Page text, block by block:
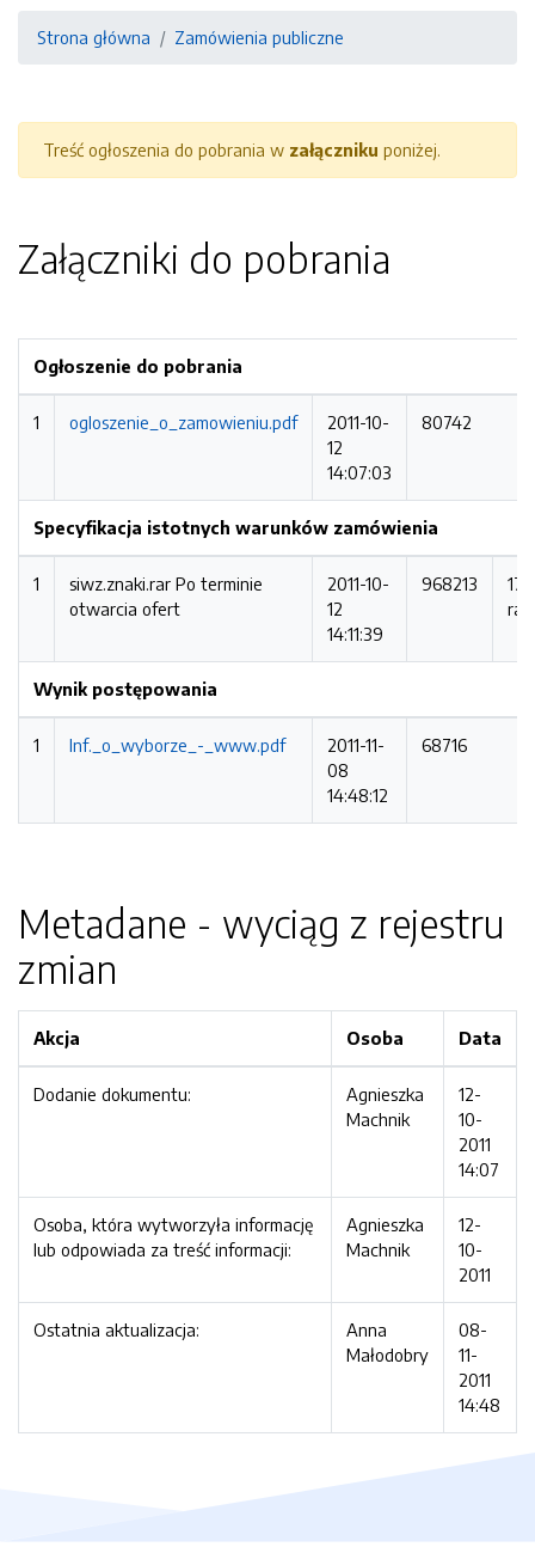
Strona główna Zamówienia publiczne
Treść ogłoszenia do pobrania w załączniku poniżej.
Załączniki do pobrania
Ogłoszenie do pobrania
1 ogloszenie_o_zamowieniu.pdf
2011-10-
12
14:07:03
80742
Specyfikacja istotnych warunków zamówienia
1 siwz.znaki.rar Po terminie
otwarcia ofert
2011-10-
12
14:11:39
968213
17
Wynik postępowania
1 Inf._o_wyborze_-_www.pdf
2011-11-
08
14:48:12
68716
Metadane - wyciąg z rejestru
zmian
Akcja Osoba Data
Dodanie dokumentu:
Agnieszka
Machnik
12-
10-
2011
14:07
Osoba, która wytworzyła informację
lub odpowiada za treść informacji:
Agnieszka
Machnik
12-
10-
2011
Ostatnia aktualizacja:
Anna
Małodobry
08-
11-
2011
14:48